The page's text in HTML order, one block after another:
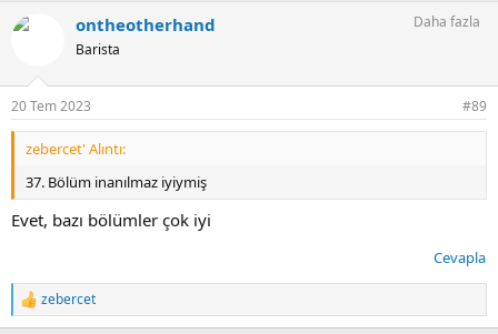
k
:
ontheotherhand
Barista
Daha fazla
20 Tem 2023 #89
zebercet' Alıntı:
37. Bölüm inanılmaz iyiymiş
Evet, bazı bölümler çok iyi
Cevapla
T
e
zebercet